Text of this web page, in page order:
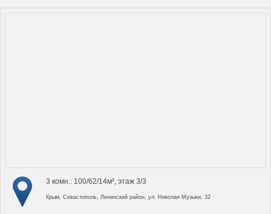
3 комн.: 100/62/14м², этаж 3/3
Крым, Севастополь, Ленинский район, ул. Николая Музыки, 32